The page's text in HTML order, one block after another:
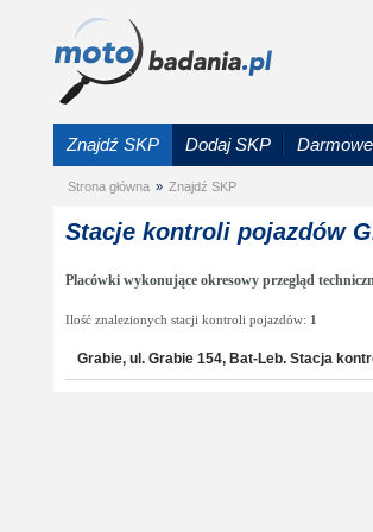
Znajdź SKP Dodaj SKP
Strona główna » Znajdź SKP
Stacje kontroli pojazdów
Placówki wykonujące okresowy przegląd
Ilość znalezionych stacji kontroli pojazdów: 1
Grabie, ul. Grabie 154, Bat-Leb. Stacja